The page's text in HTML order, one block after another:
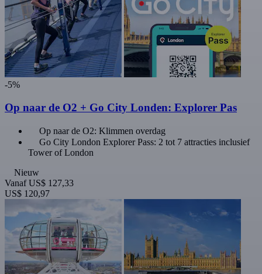
-5%
Op naar de O2 + Go City Londen: Explorer Pas
Op naar de O2: Klimmen overdag
Go City London Explorer Pass: 2 tot 7 attracties inclusief
Tower of London
Nieuw
Vanaf US$ 127,33
US$ 120,97